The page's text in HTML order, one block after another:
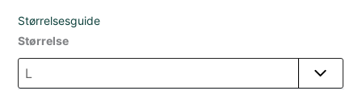
Størrelsesguide
Størrelse